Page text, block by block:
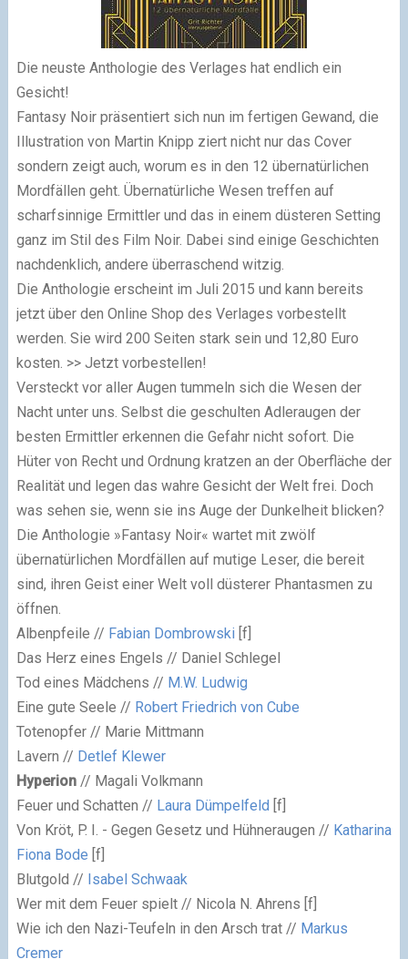
Die neuste Anthologie des Verlages hat endlich ein
Gesicht!
Fantasy Noir präsentiert sich nun im fertigen Gewand, die
Illustration von Martin Knipp ziert nicht nur das Cover
sondern zeigt auch, worum es in den 12 übernatürlichen
Mordfällen geht. Übernatürliche Wesen treffen auf
scharfsinnige Ermittler und das in einem düsteren Setting
ganz im Stil des Film Noir. Dabei sind einige Geschichten
nachdenklich, andere überraschend witzig.
Die Anthologie erscheint im Juli 2015 und kann bereits
jetzt über den Online Shop des Verlages vorbestellt
werden. Sie wird 200 Seiten stark sein und 12,80 Euro
kosten. >> Jetzt vorbestellen!
Versteckt vor aller Augen tummeln sich die Wesen der
Nacht unter uns. Selbst die geschulten Adleraugen der
besten Ermittler erkennen die Gefahr nicht sofort. Die
Hüter von Recht und Ordnung kratzen an der Oberfläche der
Realität und legen das wahre Gesicht der Welt frei. Doch
was sehen sie, wenn sie ins Auge der Dunkelheit blicken?
Die Anthologie »Fantasy Noir« wartet mit zwölf
übernatürlichen Mordfällen auf mutige Leser, die bereit
sind, ihren Geist einer Welt voll düsterer Phantasmen zu
öffnen.
Albenpfeile // Fabian Dombrowski[f]
Das Herz eines Engels // Daniel Schlegel
Tod eines Mädchens // M.W. Ludwig
Eine gute Seele // Robert Friedrich von Cube
Totenopfer // Marie Mittmann
Lavern // Detlef Klewer
Hyperion// Magali Volkmann
Feuer und Schatten // Laura Dümpelfeld [f]
Von Kröt, P. I. - Gegen Gesetz und Hühneraugen // Katharina
Fiona Bode [f]
Blutgold // Isabel Schwaak
Wer mit dem Feuer spielt // Nicola N. Ahrens [f]
Wie ich den Nazi-Teufeln in den Arsch trat // Markus
Cremer